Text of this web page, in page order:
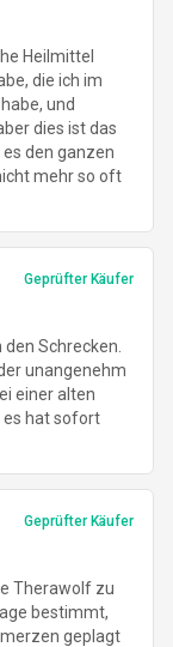
Heilmittel
die ich im
und
dies ist das
den ganzen
mehr so oft
Geprüfter Käufer
Schrecken.
unangenehm
einer alten
es hat sofort
Geprüfter Käufer
Therawolf zu
bestimmt,
geplagt